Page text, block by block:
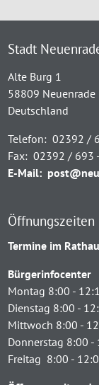
Stadt
Alte Burg 1
58809 Neuenrade
Deutschland
Telefon: 02392 /
Fax: 02392 / 693
E-Mail:
Öffnungszeiten
Termine im
Bürgerinfocenter
Montag 8:00 -
Dienstag 8:00 -
Mittwoch 8:00 -
Donnerstag 8:00 -
Freitag 8:00 -